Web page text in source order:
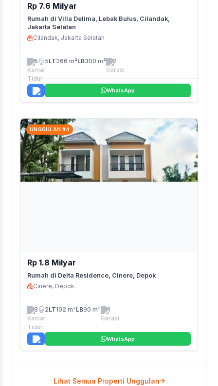
Rp 7.6 Milyar
Rumah di Villa Delima, Lebak Bulus, Cilandak,
Jakarta Selatan
Cilandak, Jakarta Selatan
5 5LT266 m²LB300 m² 2
WhatsApp
UNGGULAN #4
Rp 1.8 Milyar
Rumah di Delta Residence, Cinere, Depok
Cinere, Depok
3 2LT102 m²LB90 m² 1
WhatsApp
Lihat Semua Properti Unggulan